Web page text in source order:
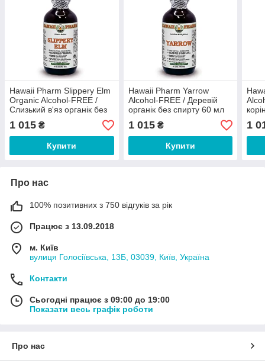
Hawaii Pharm Slippery Elm
Organic Alcohol-FREE /
Слизький в'яз органік без
спирту 60 мл
1 015 ₴
Купити
Hawaii Pharm Yarrow
Alcohol-FREE / Деревій
органік без спирту 60 мл
1 015₴
Купити
1
Про нас
100% позитивних з 750 відгуків за рік
Працює з 13.09.2018
м. Київ
вулиця Голосіївська, 13Б, 03039, Київ, Україна
Контакти
Сьогодні працює з 09:00 до 19:00
Показати весь графік роботи
Про нас